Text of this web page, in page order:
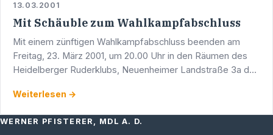
13.03.2001
Mit Schäuble zum Wahlkampfabschluss
Mit einem zünftigen Wahlkampfabschluss beenden am
Freitag, 23. März 2001, um 20.00 Uhr in den Räumen des
Heidelberger Ruderklubs, Neuenheimer Landstraße 3a der
Weiterlesen →
WERNER PFISTERER, MDL A. D.